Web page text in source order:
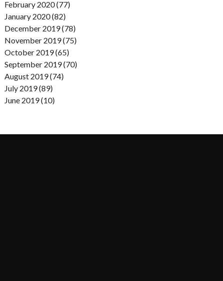
February 2020 (77)
January 2020 (82)
December 2019 (78)
November 2019 (75)
October 2019 (65)
September 2019 (70)
August 2019 (74)
July 2019 (89)
June 2019 (10)